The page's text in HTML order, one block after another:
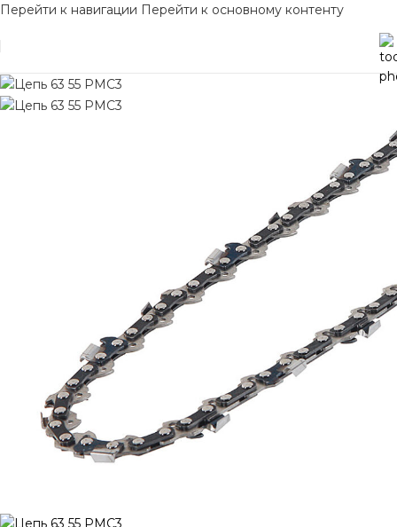
Перейти к навигации Перейти к основному контенту